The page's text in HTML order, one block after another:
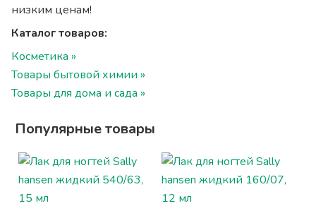
низким ценам!
Каталог товаров:
Косметика »
Товары бытовой химии »
Товары для дома и сада »
Популярные товары